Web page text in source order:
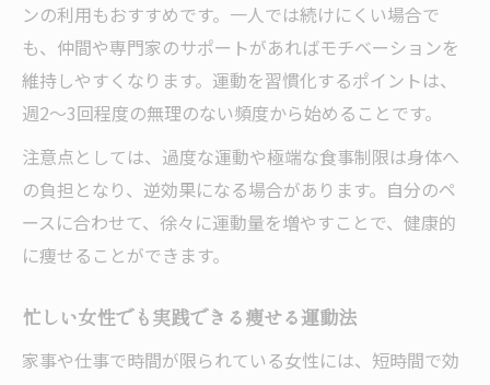
ンの利用もおすすめです。一人では続けにくい場合で
も、仲間や専門家のサポートがあればモチベーションを
維持しやすくなります。運動を習慣化するポイントは、
週2～3回程度の無理のない頻度から始めることです。
注意点としては、過度な運動や極端な食事制限は身体へ
の負担となり、逆効果になる場合があります。自分のペ
ースに合わせて、徐々に運動量を増やすことで、健康的
に痩せることができます。
忙しい女性でも実践できる痩せる運動法
家事や仕事で時間が限られている女性には、短時間で効